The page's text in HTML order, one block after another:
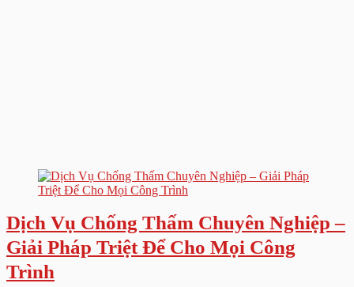
Dịch Vụ Chống Thấm Chuyên Nghiệp –
Giải Pháp Triệt Để Cho Mọi Công
Trình